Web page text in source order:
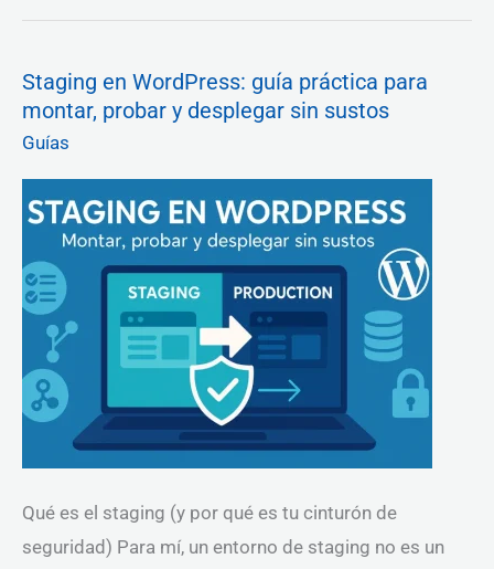
Staging en WordPress: guía práctica para
montar, probar y desplegar sin sustos
Guías
Qué es el staging (y por qué es tu cinturón de
seguridad) Para mí, un entorno de staging no es un
Staging
en
WordPress:
práctica
probar
y
desplegar
sustos